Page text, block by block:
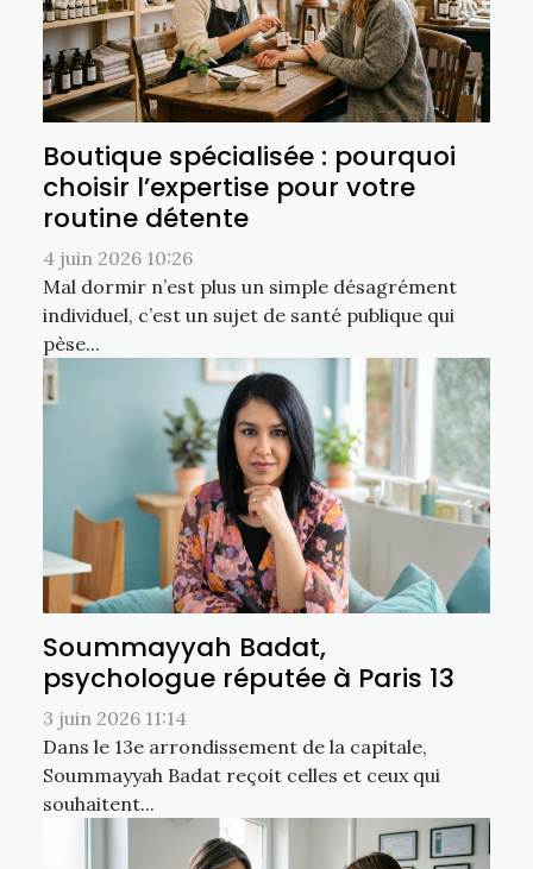
Boutique spécialisée : pourquoi
choisir l’expertise pour votre
routine détente
4 juin 2026 10:26
Mal dormir n’est plus un simple désagrément
individuel, c’est un sujet de santé publique qui
pèse...
Soummayyah Badat,
psychologue réputée à Paris 13
3 juin 2026 11:14
Dans le 13e arrondissement de la capitale,
Soummayyah Badat reçoit celles et ceux qui
souhaitent...